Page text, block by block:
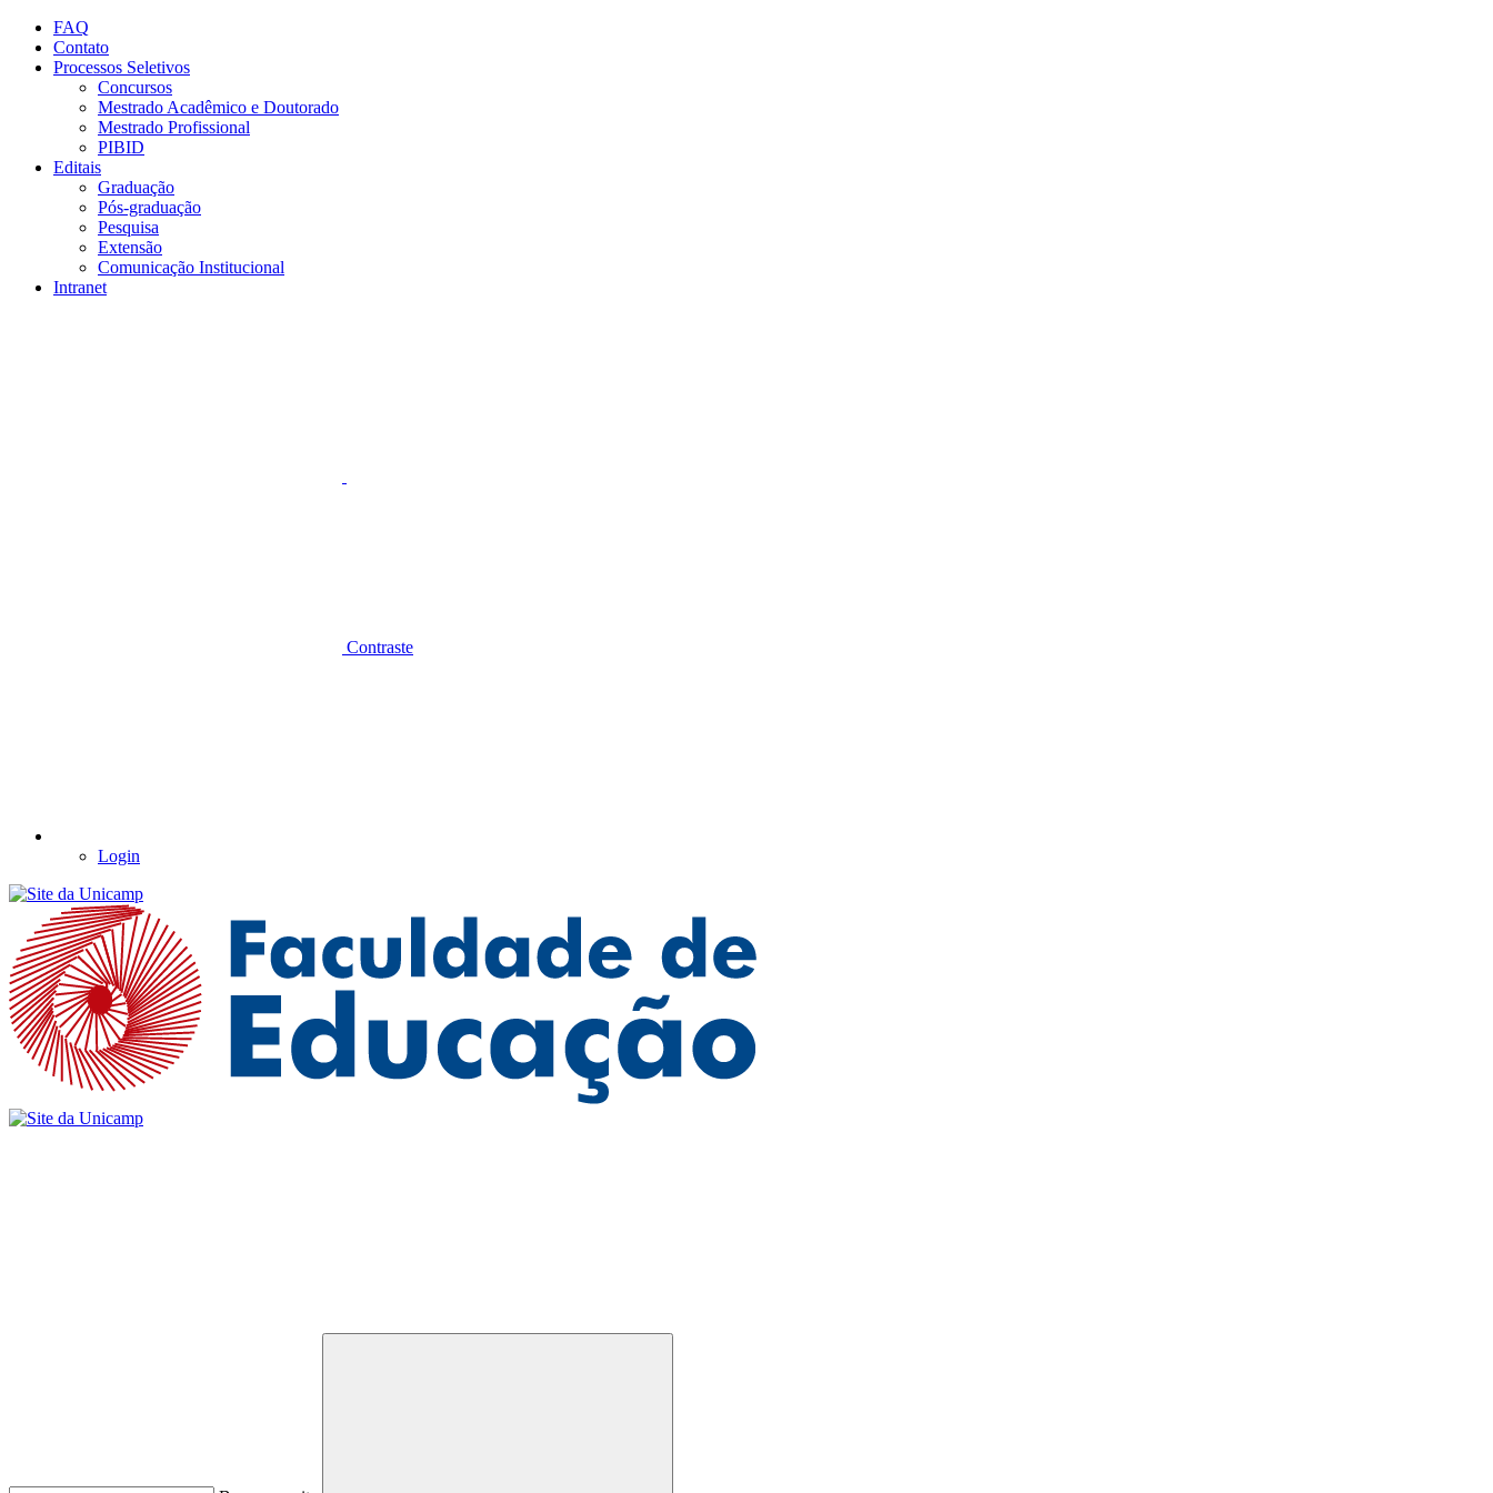
Conteúdo principal
FAQ
Contato
Processos Seletivos
Concursos
Mestrado Acadêmico e Doutorado
Mestrado Profissional
PIBID
Editais
Graduação
Pós-graduação
Pesquisa
Extensão
Comunicação Institucional
Intranet
Contraste
Login